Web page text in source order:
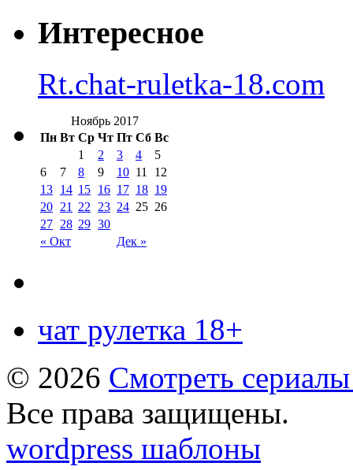
Интересное
Rt.chat-ruletka-18.com
Ноябрь 2017
Пн Вт Ср Чт Пт Сб Вс
« Окт Дек »
1 2 3 4
5
6
7 8 9 10 11
12
13 14 15 16 17 18 19
20 21 22 23 24 25 26
27 28 29 30
чат рулетка 18+
© 2026 Смотреть
Все права защищены.
wordpress шаблоны